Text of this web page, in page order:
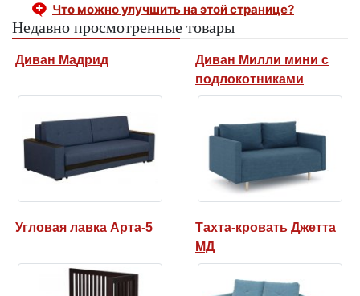
Что можно улучшить на этой странице?
Недавно просмотренные товары
Диван Мадрид
Диван Милли мини с
подлокотниками
Угловая лавка Арта-5
Тахта-кровать Джетта
МД